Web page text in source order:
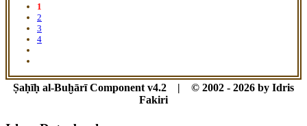
1
2
3
4
Ṣaḥīḥ al-Buḫārī Component v4.2 | © 2002 - 2026 by Idris
Fakiri